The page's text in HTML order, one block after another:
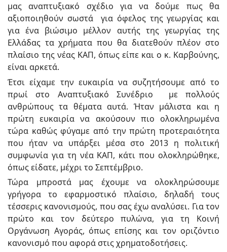
μας αναπτυξιακό σχέδιο για να δούμε πως θα
αξιοποιηθούν σωστά για όφελος της γεωργίας και
για ένα βιώσιμο μέλλον αυτής της γεωργίας της
Ελλάδας τα χρήματα που θα διατεθούν πλέον στο
πλαίσιο της νέας ΚΑΠ, όπως είπε και ο κ. Καρβούνης,
είναι αρκετά.
Έτσι είχαμε την ευκαιρία να συζητήσουμε από το
πρωί στο Αναπτυξιακό Συνέδριο με πολλούς
ανθρώπους τα θέματα αυτά. Ήταν μάλιστα και η
πρώτη ευκαιρία να ακούσουν πιο ολοκληρωμένα
τώρα καθώς φύγαμε από την πρώτη προτεραιότητα
που ήταν να υπάρξει μέσα στο 2013 η πολιτική
συμφωνία για τη νέα ΚΑΠ, κάτι που ολοκληρώθηκε,
όπως είδατε, μέχρι το Σεπτέμβριο.
Τώρα μπροστά μας έχουμε να ολοκληρώσουμε
γρήγορα το εφαρμοστικό πλαίσιο, δηλαδή τους
τέσσερις κανονισμούς, που σας έχω αναλύσει. Για τον
πρώτο και τον δεύτερο πυλώνα, για τη Κοινή
Οργάνωση Αγοράς, όπως επίσης και τον οριζόντιο
κανονισμό που αφορά στις χρηματοδοτήσεις.